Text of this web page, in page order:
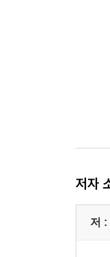
저자
저 :